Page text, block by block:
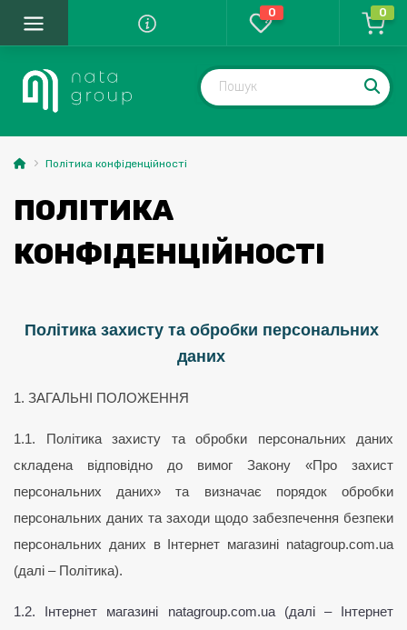
0 0
Політика конфіденційності
ПОЛІТИКА
КОНФІДЕНЦІЙНОСТІ
Політика захисту та обробки персональних
даних
1. ЗАГАЛЬНІ ПОЛОЖЕННЯ
1.1. Політика захисту та обробки персональних даних
складена відповідно до вимог Закону «Про захист
персональних даних» та визначає порядок обробки
персональних даних та заходи щодо забезпечення безпеки
персональних даних в Інтернет магазині natagroup.com.ua
(далі – Політика).
1.2. Інтернет магазині natagroup.com.ua (далі – Інтернет